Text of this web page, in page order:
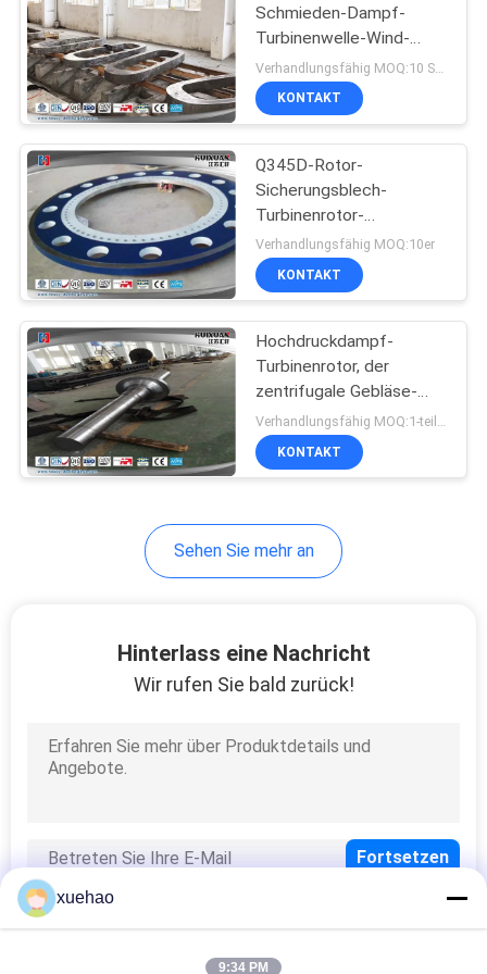
Freiformschmieden
27
Legierter Stahl
Schmiedeteile
Kohlenstoff-Stahl
Turbinenrotor-
Schmieden
Schmieden-Dampf-
Turbinenwelle-Wind-
Stromerzeugungs-
Türrahmen
KONTAKT
Q345D-Rotor-
Sicherungsblech-
Turbinenrotor-
Schmieden-Wind-
Stromgenerator-Teile
Verhandlungsfähig MOQ:10er
KONTAKT
Hochdruckdampf-
Turbinenrotor, der
zentrifugale Gebläse-
Welle ASTM schmiedetVerhandlungsfähig MOQ:1-teilig
KONTAKT
Sehen Sie mehr an
Hinterlass eine Nachricht
Wir rufen Sie bald zurück!
xuehao
9:34 PM